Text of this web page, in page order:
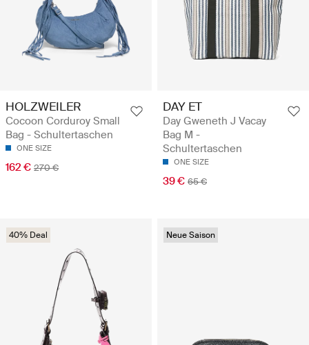
HOLZWEILER
Cocoon Corduroy Small
Bag - Schultertaschen
ONE SIZE
162 € 270 €
DAY ET
Day Gweneth J Vacay
Bag M -
Schultertaschen
ONE SIZE
39 € 65 €
40% Deal Neue Saison